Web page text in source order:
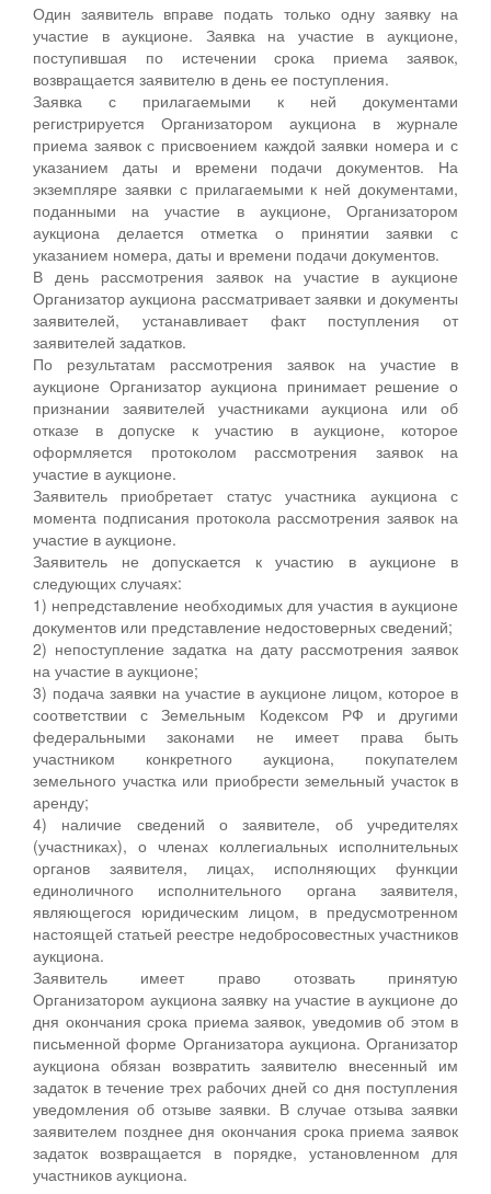
Один заявитель вправе подать только одну заявку на
участие в аукционе. Заявка на участие в аукционе,
поступившая по истечении срока приема заявок,
возвращается заявителю в день ее поступления.
Заявка с прилагаемыми к ней документами
регистрируется Организатором аукциона в журнале
приема заявок с присвоением каждой заявки номера и с
указанием даты и времени подачи документов. На
экземпляре заявки с прилагаемыми к ней документами,
поданными на участие в аукционе, Организатором
аукциона делается отметка о принятии заявки с
указанием номера, даты и времени подачи документов.
В день рассмотрения заявок на участие в аукционе
Организатор аукциона рассматривает заявки и документы
заявителей, устанавливает факт поступления от
заявителей задатков.
По результатам рассмотрения заявок на участие в
аукционе Организатор аукциона принимает решение о
признании заявителей участниками аукциона или об
отказе в допуске к участию в аукционе, которое
оформляется протоколом рассмотрения заявок на
участие в аукционе.
Заявитель приобретает статус участника аукциона с
момента подписания протокола рассмотрения заявок на
участие в аукционе.
Заявитель не допускается к участию в аукционе в
следующих случаях:
1) непредставление необходимых для участия в аукционе
документов или представление недостоверных сведений;
2) непоступление задатка на дату рассмотрения заявок
на участие в аукционе;
3) подача заявки на участие в аукционе лицом, которое в
соответствии с Земельным Кодексом РФ и другими
федеральными законами не имеет права быть
участником конкретного аукциона, покупателем
земельного участка или приобрести земельный участок в
аренду;
4) наличие сведений о заявителе, об учредителях
(участниках), о членах коллегиальных исполнительных
органов заявителя, лицах, исполняющих функции
единоличного исполнительного органа заявителя,
являющегося юридическим лицом, в предусмотренном
настоящей статьей реестре недобросовестных участников
аукциона.
Заявитель имеет право отозвать принятую
Организатором аукциона заявку на участие в аукционе до
дня окончания срока приема заявок, уведомив об этом в
письменной форме Организатора аукциона. Организатор
аукциона обязан возвратить заявителю внесенный им
задаток в течение трех рабочих дней со дня поступления
уведомления об отзыве заявки. В случае отзыва заявки
заявителем позднее дня окончания срока приема заявок
задаток возвращается в порядке, установленном для
участников аукциона.